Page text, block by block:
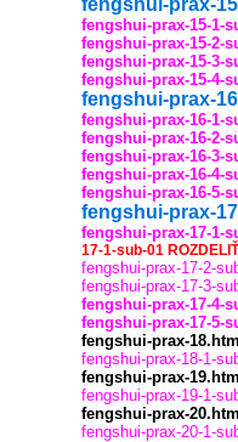
fengshui-prax-
fengshui-prax-15-1-
fengshui-prax-15-2-
fengshui-prax-15-3-
fengshui-prax-15-4-
fengshui-prax-
fengshui-prax-16-1-
fengshui-prax-16-2-
fengshui-prax-16-3-
fengshui-prax-16-4-
fengshui-prax-16-5-
fengshui-prax-
fengshui-prax-17-1-
17-1-sub-01
fengshui-prax-17-2-
fengshui-prax-17-3-
fengshui-prax-17-4-
fengshui-prax-17-5-
fengshui-prax-
fengshui-prax-18-1-
fengshui-prax-
fengshui-prax-19-1-
fengshui-prax-
fengshui-prax-20-1-